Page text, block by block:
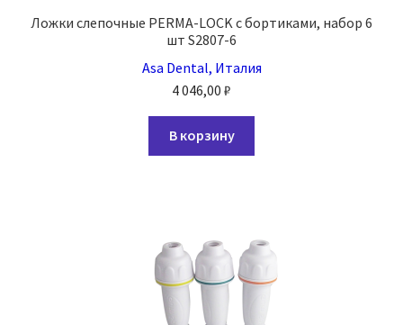
Ложки слепочные PERMA-LOCK с бортиками, набор 6
шт S2807-6
Asa Dental, Италия
4 046,00 ₽
В корзину